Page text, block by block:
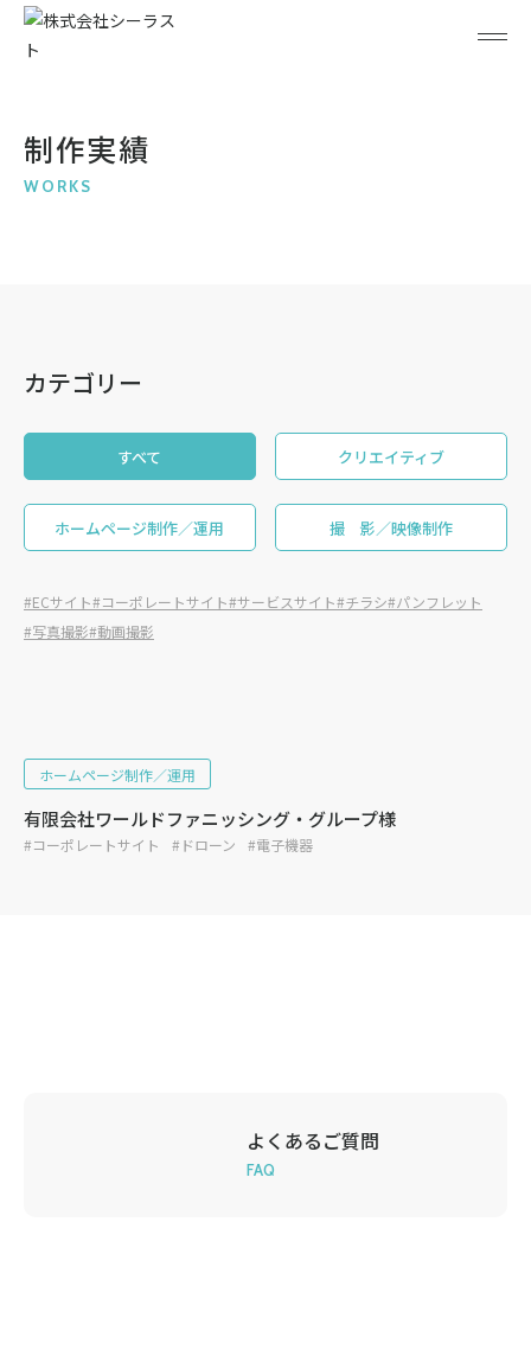
制作実績
WORKS
カテゴリー
すべて クリエイティブ
ホームページ制作／運用 撮 影／映像制作
#ECサイト#コーポレートサイト#サービスサイト#チラシ#パンフレット
#写真撮影#動画撮影
ホームページ制作／運用
有限会社ワールドファニッシング・グループ様
#コーポレートサイト #ドローン #電子機器
よくあるご質問
FAQ